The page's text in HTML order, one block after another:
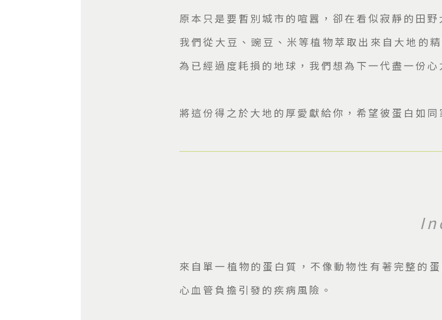
原本只是要暫別城市的喧囂，卻在看似寂靜的田
我們從大豆、豌豆、米等植物萃取出來自大地
為已經過度耗損的地球，我們想為下一代盡一份
將這份得之於大地的厚愛獻給你，希望彼蛋白如
來自單一植物的蛋白質，不像動物性有著完整的
心血管負擔引發的疾病風險。